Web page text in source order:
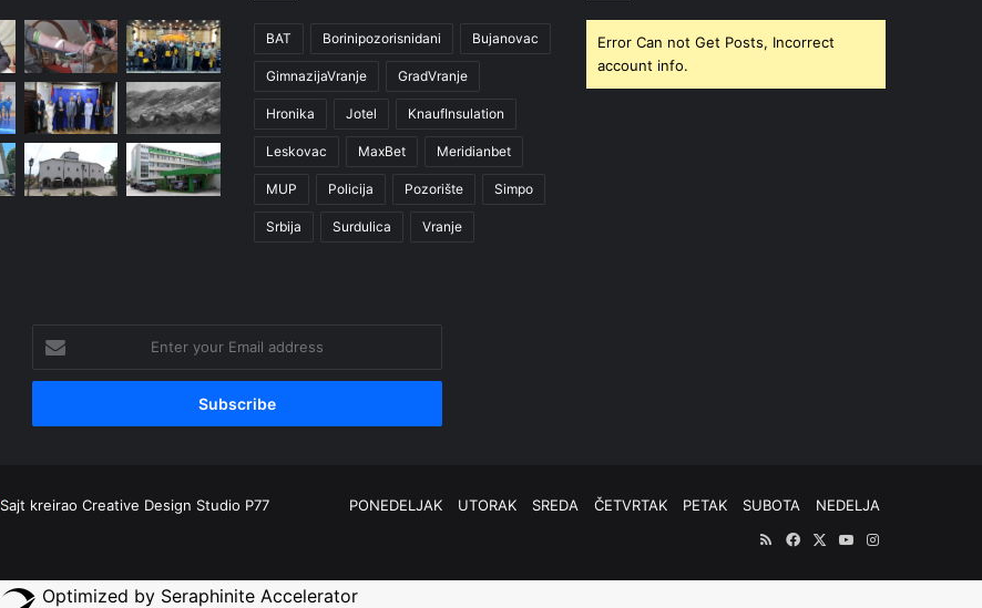
BAT Borinipozorisnidani Bujanovac
GimnazijaVranje GradVranje
Hronika Jotel KnaufInsulation
Leskovac MaxBet Meridianbet
MUP Policija Pozorište Simpo
Srbija Surdulica Vranje
Error Can not Get Posts, Incorrect
account info.
your
Email
Sajt kreirao Creative Design Studio P77 PONEDELJAK UTORAK SREDA ČETVRTAK PETAK SUBOTA
NEDELJA
RSSFacebook
X YouTubeInstagram
Optimized by Seraphinite Accelerator